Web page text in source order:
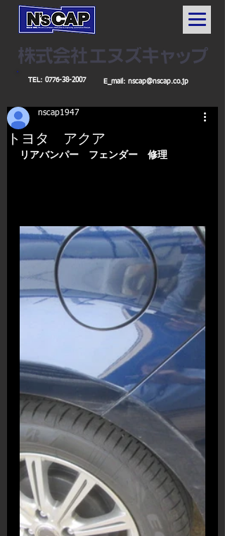
TEL: 0776-38-2007 E_mail: nscap@nscap.co.jp
トヨタ アクア
nscap1947
リアバンパー　フェンダー　修理